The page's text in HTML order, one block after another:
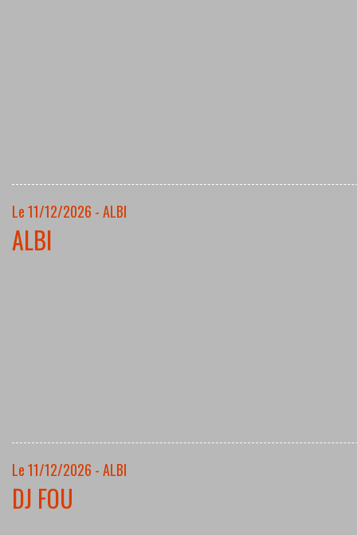
Le 11/12/2026 - ALBI
ALBI
Le 11/12/2026 - ALBI
DJ FOU